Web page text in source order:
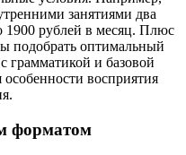
занятиями два
1900 рублей в месяц. Плюс
подобрать оптимальный
грамматикой и базовой
восприятия
форматом